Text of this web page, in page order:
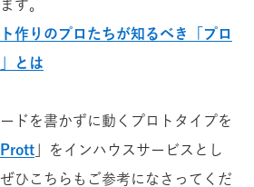
す。
作りのプロたちが知るべき「プロ
とは
ドを書かずに動くプロトタイプを
Prott 」をインハウスサービスとし
ひこちらもご参考になさってくだ